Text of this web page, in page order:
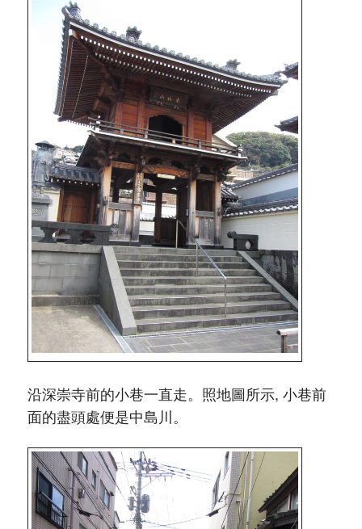
沿深崇寺前的小巷一直走。照地圖所示, 小巷前
面的盡頭處便是中島川。